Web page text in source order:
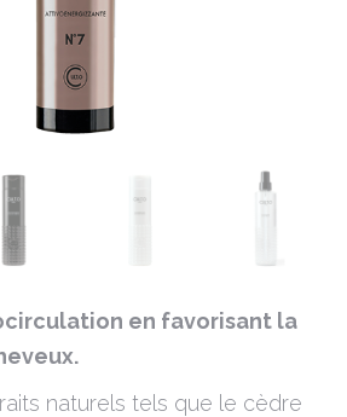
en favorisant la
naturels tels que le cèdre